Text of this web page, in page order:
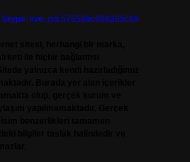
Skype: live:.cid.575569c608265c69